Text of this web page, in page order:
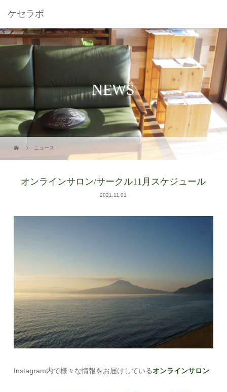
ケセラボ
NEWS
ニュース
オンラインサロン/サークル11月スケジュール
2021.11.01
Instagram内で様々な情報をお届けしているオンラインサロン